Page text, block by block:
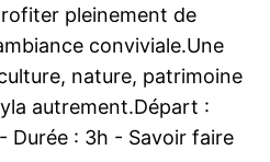
pleinement de
conviviale.Une
nature, patrimoine
autrement.Départ :
Durée : 3h - Savoir faire